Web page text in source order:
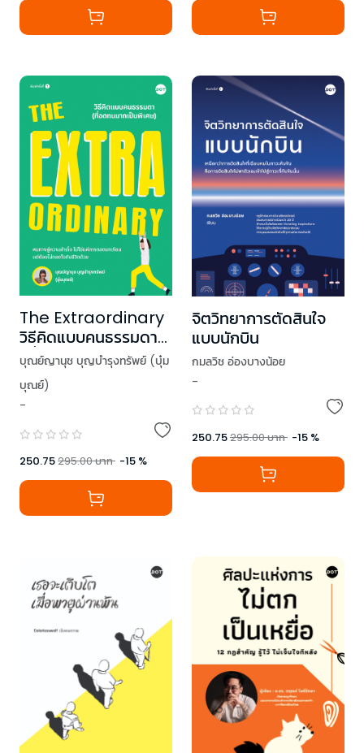
The Extraordinary
วิธีคิดแบบคนธรรมดา
(ที่อดทนมากเป็น
พิเศษ) ได้รับลายเซ็น
นักเขียนในเล่ม
บุณย์ญานุช บุญบำรุงทรัพย์ (บุ๋ม
บุณย์)
-
250.75295.00บาท -15 %
จิตวิทยาการตัดสินใจ
แบบนักบิน
กมลวิช อ่องบางน้อย
-
250.75295.00บาท -15 %